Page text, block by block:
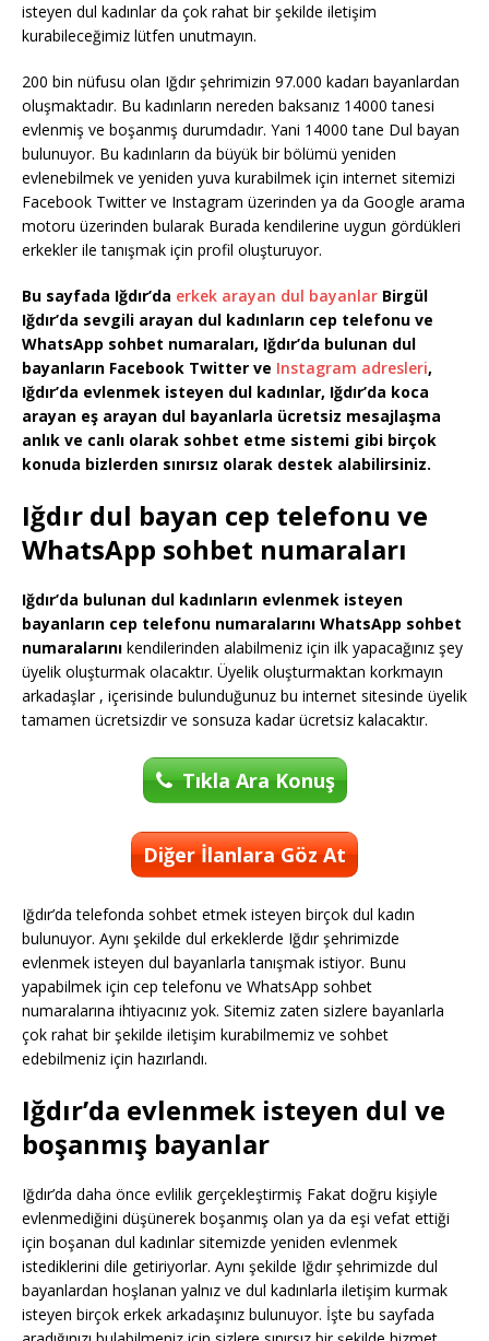
isteyen dul kadınlar da çok rahat bir şekilde iletişim
kurabileceğimiz lütfen unutmayın.
200 bin nüfusu olan Iğdır şehrimizin 97.000 kadarı bayanlardan
oluşmaktadır. Bu kadınların nereden baksanız 14000 tanesi
evlenmiş ve boşanmış durumdadır. Yani 14000 tane Dul bayan
bulunuyor. Bu kadınların da büyük bir bölümü yeniden
evlenebilmek ve yeniden yuva kurabilmek için internet sitemizi
Facebook Twitter ve Instagram üzerinden ya da Google arama
motoru üzerinden bularak Burada kendilerine uygun gördükleri
erkekler ile tanışmak için profil oluşturuyor.
Bu sayfada Iğdır’da erkek arayan dul bayanlar Birgül
Iğdır’da sevgili arayan dul kadınların cep telefonu ve
WhatsApp sohbet numaraları, Iğdır’da bulunan dul
bayanların Facebook Twitter ve Instagram adresleri,
Iğdır’da evlenmek isteyen dul kadınlar, Iğdır’da koca
arayan eş arayan dul bayanlarla ücretsiz mesajlaşma
anlık ve canlı olarak sohbet etme sistemi gibi birçok
konuda bizlerden sınırsız olarak destek alabilirsiniz.
Iğdır dul bayan cep telefonu ve
WhatsApp sohbet numaraları
Iğdır’da bulunan dul kadınların evlenmek isteyen
bayanların cep telefonu numaralarını WhatsApp sohbet
numaralarını kendilerinden alabilmeniz için ilk yapacağınız şey
üyelik oluşturmak olacaktır. Üyelik oluşturmaktan korkmayın
arkadaşlar , içerisinde bulunduğunuz bu internet sitesinde üyelik
tamamen ücretsizdir ve sonsuza kadar ücretsiz kalacaktır.
Tıkla Ara Konuş
Diğer İlanlara Göz At
Iğdır’da telefonda sohbet etmek isteyen birçok dul kadın
bulunuyor. Aynı şekilde dul erkeklerde Iğdır şehrimizde
evlenmek isteyen dul bayanlarla tanışmak istiyor. Bunu
yapabilmek için cep telefonu ve WhatsApp sohbet
numaralarına ihtiyacınız yok. Sitemiz zaten sizlere bayanlarla
çok rahat bir şekilde iletişim kurabilmemiz ve sohbet
edebilmeniz için hazırlandı.
Iğdır’da evlenmek isteyen dul ve
boşanmış bayanlar
Iğdır’da daha önce evlilik gerçekleştirmiş Fakat doğru kişiyle
evlenmediğini düşünerek boşanmış olan ya da eşi vefat ettiği
için boşanan dul kadınlar sitemizde yeniden evlenmek
istediklerini dile getiriyorlar. Aynı şekilde Iğdır şehrimizde dul
bayanlardan hoşlanan yalnız ve dul kadınlarla iletişim kurmak
isteyen birçok erkek arkadaşınız bulunuyor. İşte bu sayfada